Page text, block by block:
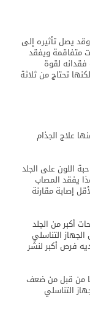
يصل تأثيره إلى
متفاقمة ويفقد
لقوة
تحتاج من ثلاثة
علاج الجذام
اللون على الجلد
يفقد المصاب
إصابة مقارنة
أكبر من الجلد
التناسلي
فرص أكبر لنشر
من قبل من ضعف
التناسلي